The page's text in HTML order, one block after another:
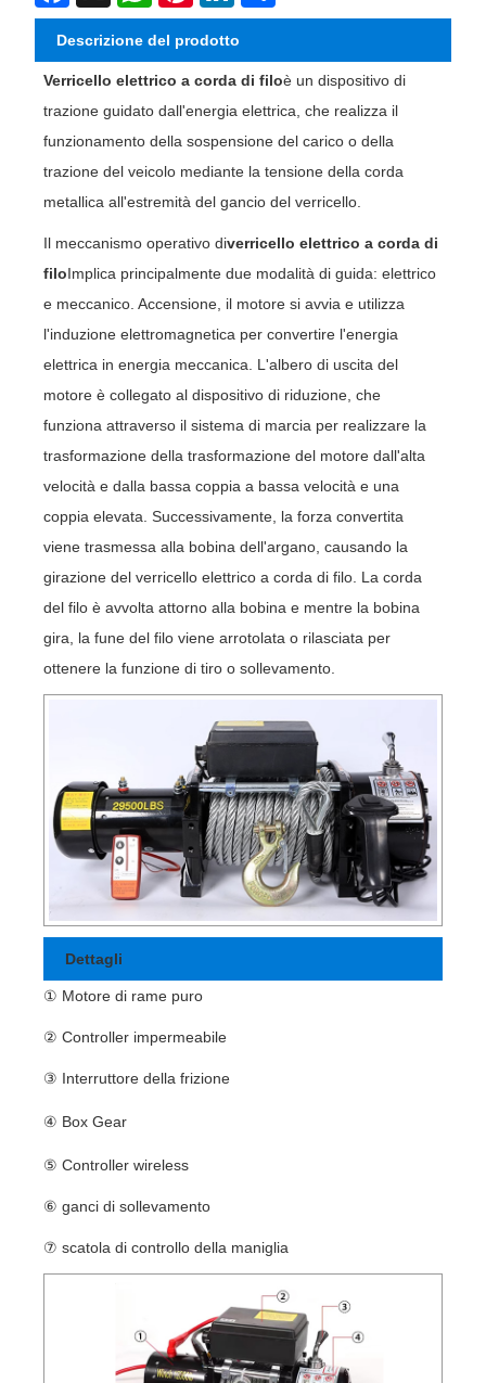
Descrizione del prodotto
Verricello elettrico a corda di filoè un dispositivo di
trazione guidato dall'energia elettrica, che realizza il
funzionamento della sospensione del carico o della
trazione del veicolo mediante la tensione della corda
metallica all'estremità del gancio del verricello.
Il meccanismo operativo diverricello elettrico a corda di
filoImplica principalmente due modalità di guida: elettrico
e meccanico. Accensione, il motore si avvia e utilizza
l'induzione elettromagnetica per convertire l'energia
elettrica in energia meccanica. L'albero di uscita del
motore è collegato al dispositivo di riduzione, che
funziona attraverso il sistema di marcia per realizzare la
trasformazione della trasformazione del motore dall'alta
velocità e dalla bassa coppia a bassa velocità e una
coppia elevata. Successivamente, la forza convertita
viene trasmessa alla bobina dell'argano, causando la
girazione del verricello elettrico a corda di filo. La corda
del filo è avvolta attorno alla bobina e mentre la bobina
gira, la fune del filo viene arrotolata o rilasciata per
ottenere la funzione di tiro o sollevamento.
Dettagli
① Motore di rame puro
② Controller impermeabile
③ Interruttore della frizione
④ Box Gear
⑤ Controller wireless
⑥ ganci di sollevamento
⑦ scatola di controllo della maniglia